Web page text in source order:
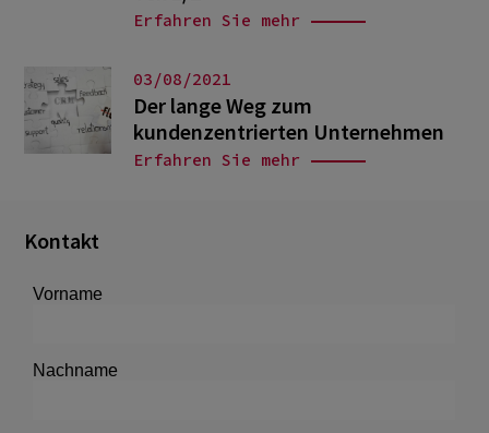
Erfahren Sie mehr
03/08/2021
Der lange Weg zum
kundenzentrierten Unternehmen
Erfahren Sie mehr
Kontakt